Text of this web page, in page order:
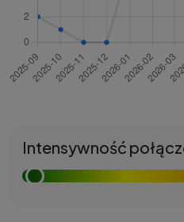
Intensywność